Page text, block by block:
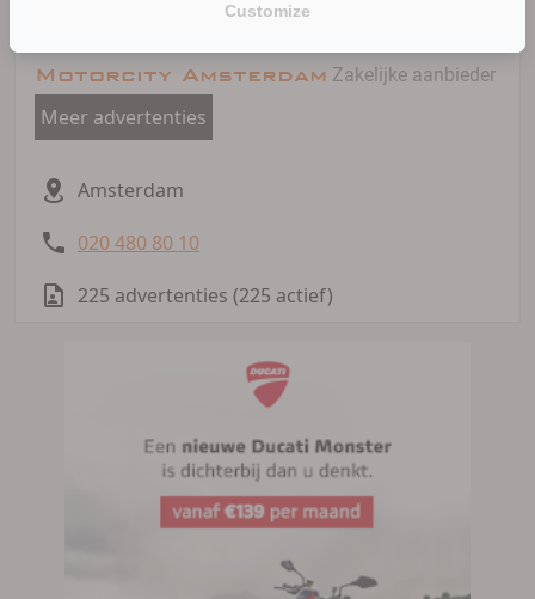
Motorcity Amsterdam Zakelijke aanbieder
Meer advertenties
Amsterdam
020 480 80 10
225 advertenties (225 actief)
Customize